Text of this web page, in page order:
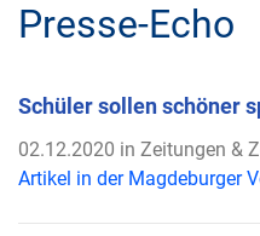
Presse-Echo
Schüler sollen schöner
02.12.2020 in Zeitungen &
Artikel in der Magdeburger